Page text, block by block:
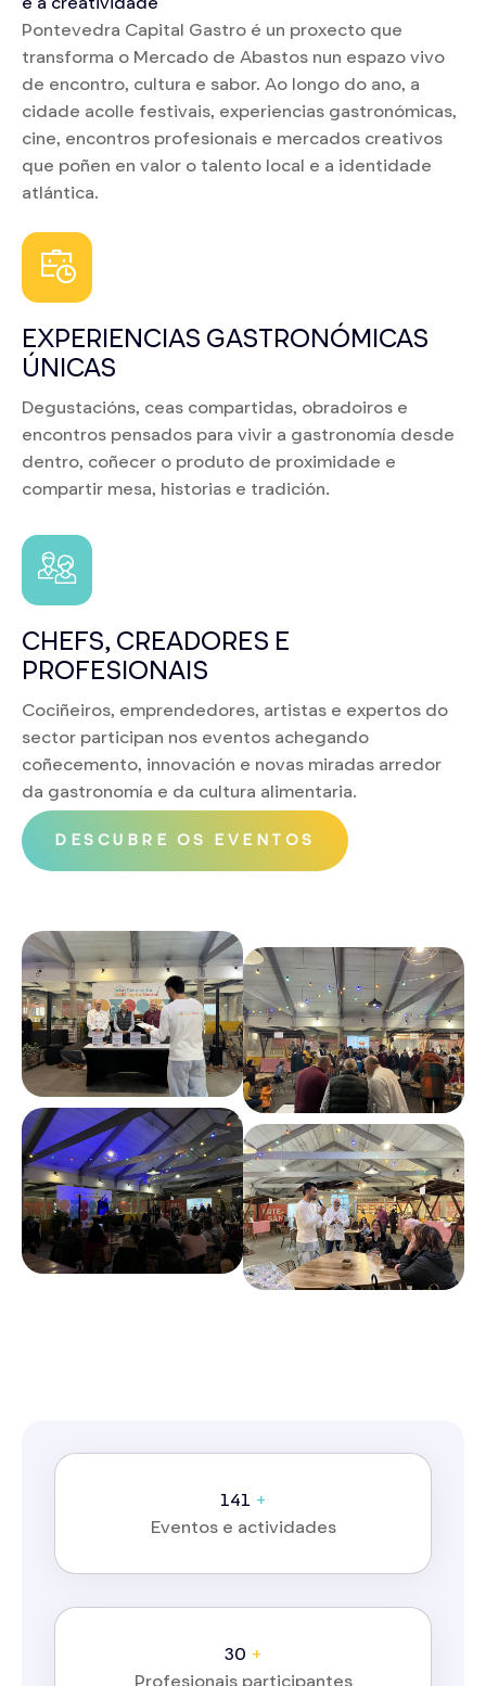
Pontevedra Capital Gastro é un proxecto que
transforma o Mercado de Abastos nun espazo vivo
de encontro, cultura e sabor. Ao longo do ano, a
cidade acolle festivais, experiencias gastronómicas,
cine, encontros profesionais e mercados creativos
que poñen en valor o talento local e a identidade
atlántica.
EXPERIENCIAS GASTRONÓMICAS
ÚNICAS
Degustacións, ceas compartidas, obradoiros e
encontros pensados para vivir a gastronomía desde
dentro, coñecer o produto de proximidade e
compartir mesa, historias e tradición.
CHEFS, CREADORES E
PROFESIONAIS
Cociñeiros, emprendedores, artistas e expertos do
sector participan nos eventos achegando
coñecemento, innovación e novas miradas arredor
da gastronomía e da cultura alimentaria.
DESCUBRE OS EVENTOS
172 +
Eventos e actividades
38 +
Profesionais participantes